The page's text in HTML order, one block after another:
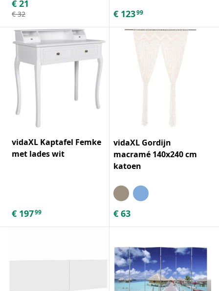
€ 21
€ 32 € 12399
vidaXL Kaptafel Femke
met lades wit
€ 19799
vidaXL Gordijn
macramé 140x240 cm
katoen
€ 63